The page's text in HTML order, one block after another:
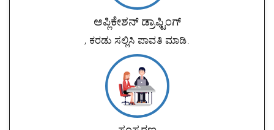
ಅಪ್ಲಿಕೇಶನ್ ಡ್ರಾಫ್ಟಿಂಗ್
, ಕರಡು ಸಲ್ಲಿಸಿ ಪಾವತಿ ಮಾಡಿ.